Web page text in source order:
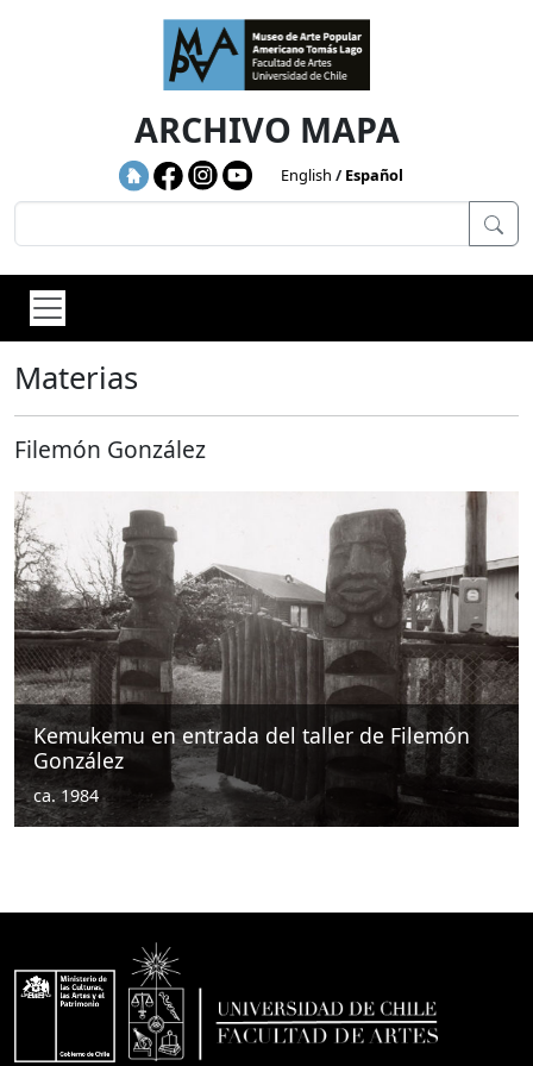
Skip to main content
ARCHIVO MAPA
English Español
Materias
Filemón González
Kemukemu en entrada del taller de Filemón
González
ca. 1984